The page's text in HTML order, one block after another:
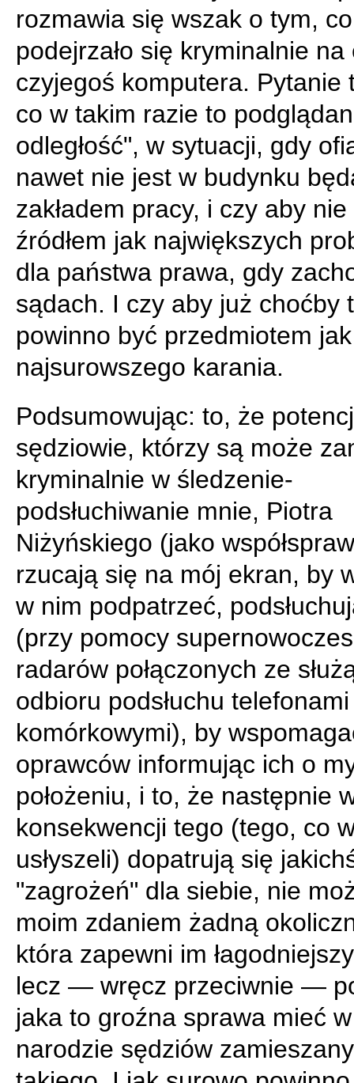
rozmawia się wszak o tym, co
podejrzało się kryminalnie na
czyjegoś komputera. Pytanie
co w takim razie to
odległość", w sytuacji, gdy
nawet nie jest w budynku
zakładem pracy, i czy aby
źródłem jak największych
dla państwa prawa, gdy
sądach. I czy aby już choćby
powinno być przedmiotem jak
najsurowszego karania.
Podsumowując: to, że
sędziowie, którzy są może
kryminalnie w śledzenie-
podsłuchiwanie mnie, Piotra
Niżyńskiego (jako
rzucają się na mój ekran, by
w nim podpatrzeć,
(przy pomocy
radarów połączonych ze
odbioru podsłuchu telefonami
komórkowymi), by
oprawców informując ich o
położeniu, i to, że następnie
konsekwencji tego (tego, co
usłyszeli) dopatrują się
"zagrożeń" dla siebie, nie
moim zdaniem żadną
która zapewni im
lecz — wręcz przeciwnie —
jaka to groźna sprawa mieć w
narodzie sędziów